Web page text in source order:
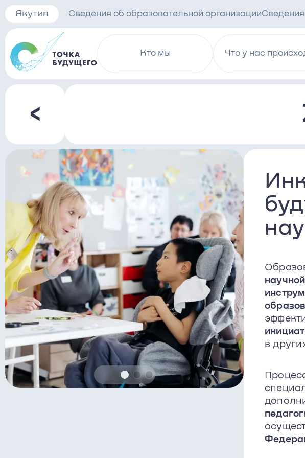
Якутия Сведения об образовательной организацииСведения
Кто мы Что у нас
в